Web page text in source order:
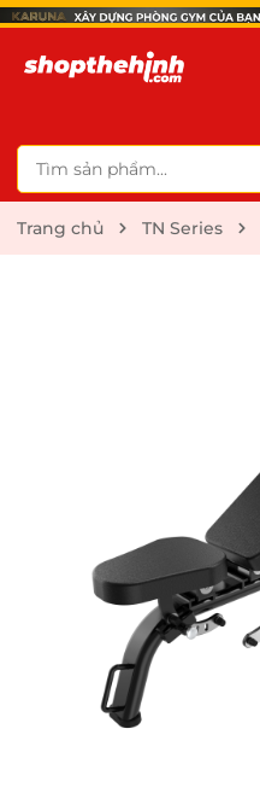
Trang chủ TN Series